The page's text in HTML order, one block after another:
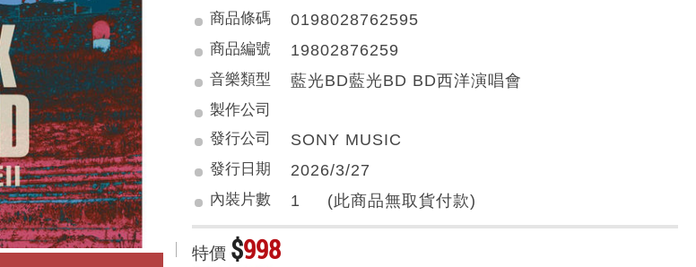
商品條碼 0198028762595
商品編號 19802876259
音樂類型 藍光BD藍光BD BD西洋演唱會
製作公司
發行公司
SONY MUSIC
發行日期 2026/3/27
內裝片數 1 (此商品無取貨付款)
特價 $998